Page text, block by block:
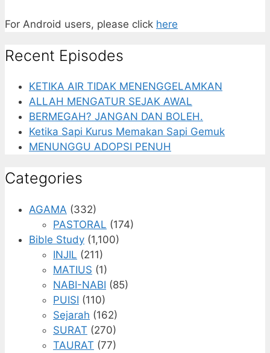
For Android users, please click here
Recent Episodes
KETIKA AIR TIDAK MENENGGELAMKAN
ALLAH MENGATUR SEJAK AWAL
BERMEGAH? JANGAN DAN BOLEH.
Ketika Sapi Kurus Memakan Sapi Gemuk
MENUNGGU ADOPSI PENUH
Categories
AGAMA (332)
PASTORAL (174)
Bible Study (1,100)
INJIL (211)
MATIUS (1)
NABI-NABI (85)
PUISI (110)
Sejarah (162)
SURAT (270)
TAURAT (77)